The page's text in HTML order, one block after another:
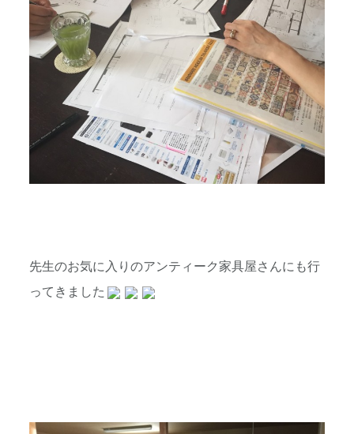
先生のお気に入りのアンティーク家具屋さんにも行
ってきました